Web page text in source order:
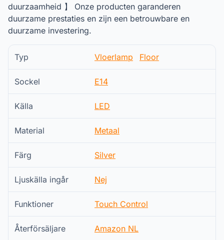
duurzaamheid 】 Onze producten garanderen
duurzame prestaties en zijn een betrouwbare en
duurzame investering.
Typ Vloerlamp Floor
Sockel E14
Källa LED
Material Metaal
Färg Silver
Ljuskälla ingår Nej
Funktioner Touch Control
Återförsäljare Amazon NL